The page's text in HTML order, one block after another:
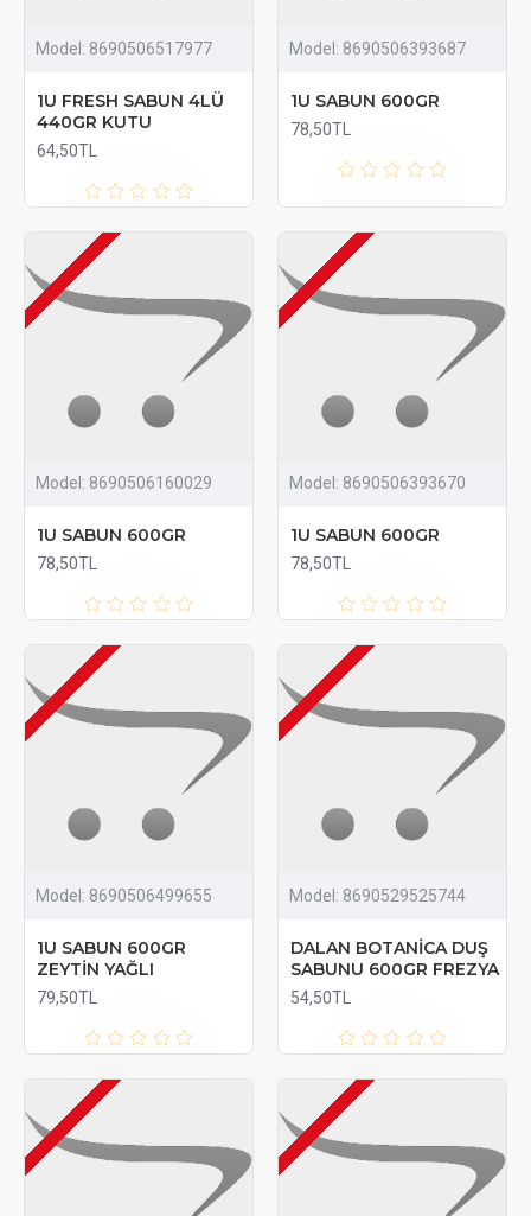
Model: 8690506517977
1U FRESH SABUN 4LÜ
440GR KUTU
64,50TL
Model: 8690506393687
1U SABUN 600GR
78,50TL
Model: 8690506160029
1U SABUN 600GR
78,50TL
Model: 8690506393670
1U SABUN 600GR
78,50TL
Model: 8690506499655
1U SABUN 600GR
ZEYTİN YAĞLI
79,50TL
Model: 8690529525744
DALAN BOTANİCA DUŞ
SABUNU 600GR FREZYA
54,50TL